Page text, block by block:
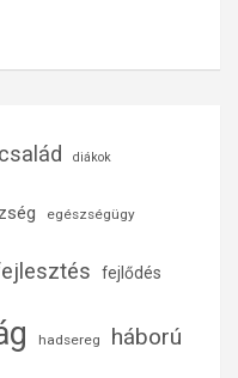
család diákok
egészségügy
fejlődés
hadsereg háború